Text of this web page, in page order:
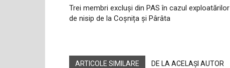
Trei membri excluși din PAS în cazul exploatărilor
de nisip de la Coșnița și Pârâta
ARTICOLE SIMILARE DE LA ACELAȘI AUTOR